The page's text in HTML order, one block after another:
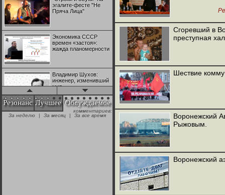
эгалите-фесте "Не
Пряча Лица"
Экономика СССР
времен «застоя»:
жажда планомерности
Владимир Шухов:
инженер, изменивший
мир
"Аркадий Коц" на
эгалите-фесте "Не
Резонанс Лучшее Обсуждаемое
комментариев:
За неделю
| За месяц | За все время
Сгоревший в
преступная
Шествие
Воронежский
Рыжовым.
Воронежский